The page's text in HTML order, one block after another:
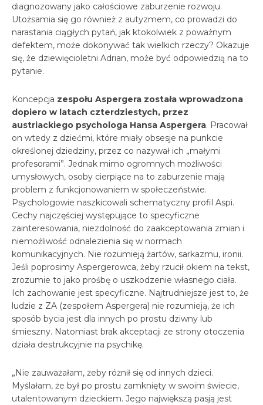
diagnozowany jako całościowe zaburzenie rozwoju.
Utożsamia się go również z autyzmem, co prowadzi do
narastania ciągłych pytań, jak ktokolwiek z poważnym
defektem, może dokonywać tak wielkich rzeczy? Okazuje
się, że dziewięcioletni Adrian, może być odpowiedzią na to
pytanie.
Koncepcja zespołu Aspergera została wprowadzona
dopiero w latach czterdziestych, przez
austriackiego psychologa Hansa Aspergera. Pracował
on wtedy z dziećmi, które miały obsesje na punkcie
określonej dziedziny, przez co nazywał ich „małymi
profesorami”. Jednak mimo ogromnych możliwości
umysłowych, osoby cierpiące na to zaburzenie mają
problem z funkcjonowaniem w społeczeństwie.
Psychologowie naszkicowali schematyczny profil Aspi.
Cechy najczęściej występujące to specyficzne
zainteresowania, niezdolność do zaakceptowania zmian i
niemożliwość odnalezienia się w normach
komunikacyjnych. Nie rozumieją żartów, sarkazmu, ironii.
Jeśli poprosimy Aspergerowca, żeby rzucił okiem na tekst,
zrozumie to jako prośbę o uszkodzenie własnego ciała.
Ich zachowanie jest specyficzne. Najtrudniejsze jest to, że
ludzie z ZA (zespołem Aspergera) nie rozumieją, że ich
sposób bycia jest dla innych po prostu dziwny lub
śmieszny. Natomiast brak akceptacji ze strony otoczenia
działa destrukcyjnie na psychikę.
„Nie zauważałam, żeby różnił się od innych dzieci.
Myślałam, że był po prostu zamknięty w swoim świecie,
utalentowanym dzieckiem. Jego największą pasją jest